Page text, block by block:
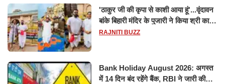
'ठाकुर जी की कृपा से काशी आया हूं'...वृंदावन
बांके बिहारी मंदिर के पुजारी ने किया श्री काशी
विश्वनाथ का जलाभिषेक
RAJNITI BUZZ
Bank Holiday August 2026: अगस्त
में 14 दिन बंद रहेंगे बैंक, RBI ने जारी की